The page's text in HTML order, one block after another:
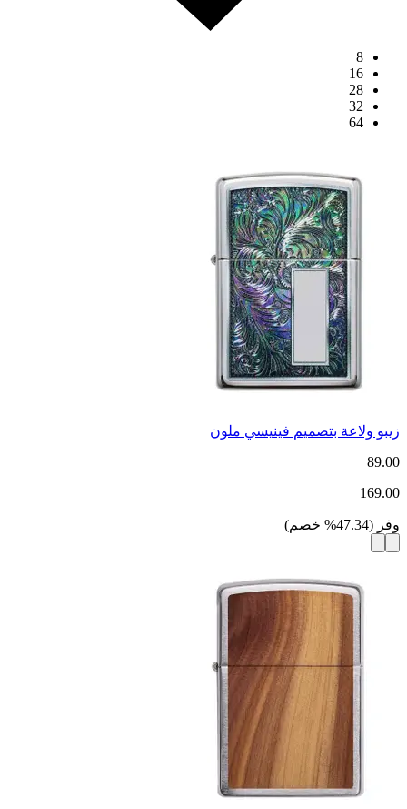
8
16
28
32
64
زيبو ولاعة بتصميم فينيسي ملون
89.00
169.00
وفر (
47.34
% خصم)